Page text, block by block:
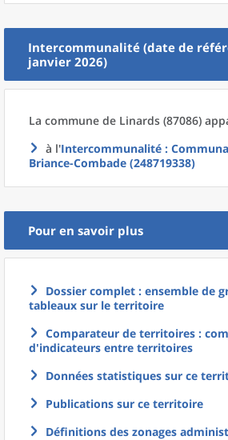
Intercommunalité (date de
janvier 2026)
La commune de Linards (87086)
à l'Intercommunalité :
Briance-Combade (248719338)
Pour en savoir plus
Dossier complet : ensemble de
tableaux sur le territoire
Comparateur de territoires :
d'indicateurs entre territoires
Données statistiques sur ce
Publications sur ce territoire
Définitions des zonages